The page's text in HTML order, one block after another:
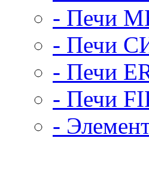
- Печи
- Печи
- Печи
- Печи
-